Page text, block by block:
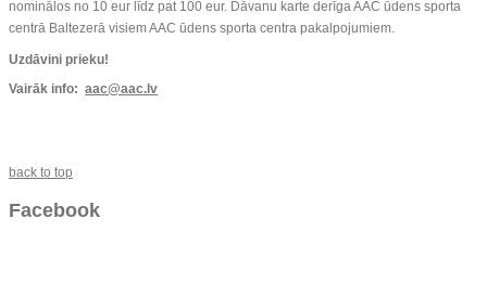
nominālos no 10 eur līdz pat 100 eur. Dāvanu karte derīga AAC ūdens sporta
centrā Baltezerā visiem AAC ūdens sporta centra pakalpojumiem.
Uzdāvini prieku!
Vairāk info: aac@aac.lv
back to top
Facebook